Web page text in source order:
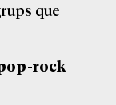
que
rock